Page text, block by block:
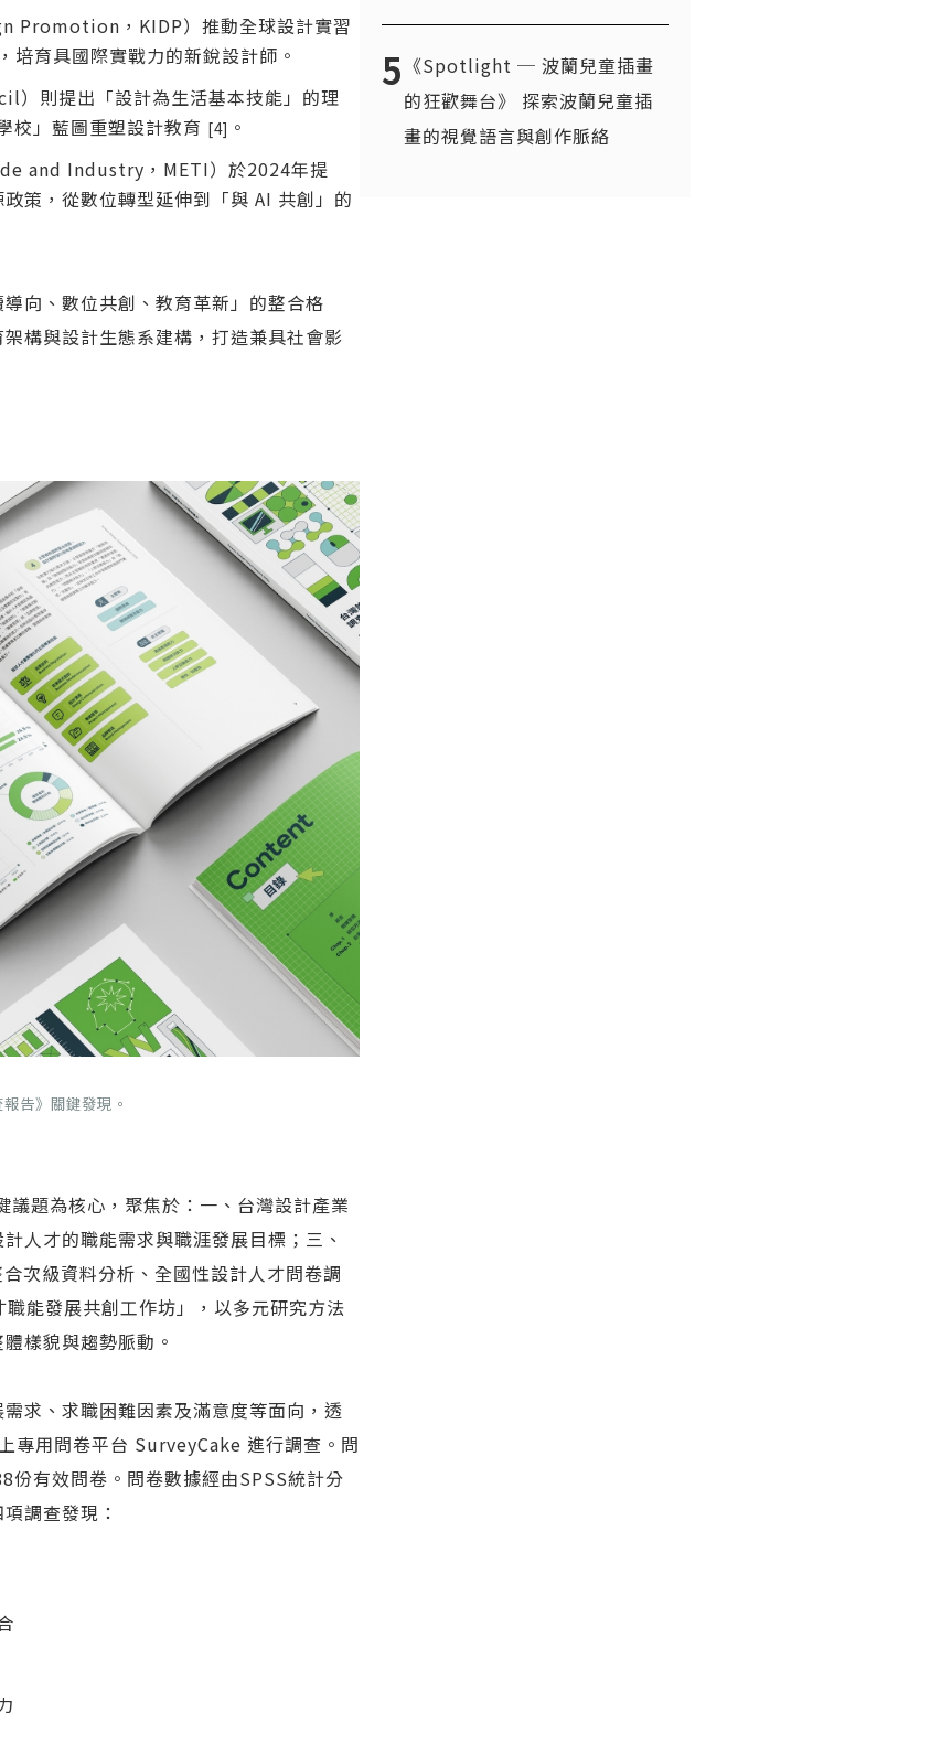
Promotion，KIDP）推動全球設計實習
，培育具國際實戰力的新銳設計師。
則提出「設計為生活基本技能」的理
校」藍圖重塑設計教育 [4] 。
and Industry，METI）於2024年提
策，從數位轉型延伸到「與 AI 共創」的
向、數位共創、教育革新」的整合格
構與設計生態系建構，打造兼具社會影
告》關鍵發現。
題為核心，聚焦於：一、台灣設計產業
人才的職能需求與職涯發展目標；三、
次級資料分析、全國性設計人才問卷調
能發展共創工作坊」，以多元研究方法
樣貌與趨勢脈動。
求、求職困難因素及滿意度等面向，透
專用問卷平台 SurveyCake 進行調查。問
有效問卷。問卷數據經由SPSS統計分
調查發現：
5 《Spotlight ─ 波蘭兒童插畫
的狂歡舞台》 探索波蘭兒童插
畫的視覺語言與創作脈絡